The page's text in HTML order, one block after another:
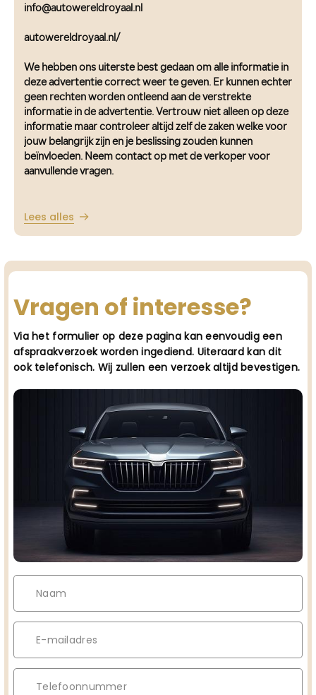
info@autowereldroyaal.nl
autowereldroyaal.nl/
We hebben ons uiterste best gedaan om alle informatie in
deze advertentie correct weer te geven. Er kunnen echter
geen rechten worden ontleend aan de verstrekte
informatie in de advertentie. Vertrouw niet alleen op deze
informatie maar controleer altijd zelf de zaken welke voor
jouw belangrijk zijn en je beslissing zouden kunnen
beïnvloeden. Neem contact op met de verkoper voor
aanvullende vragen.
Lees alles
Vragen of interesse?
Via het formulier op deze pagina kan eenvoudig een
afspraakverzoek worden ingediend. Uiteraard kan dit
ook telefonisch. Wij zullen een verzoek altijd bevestigen.